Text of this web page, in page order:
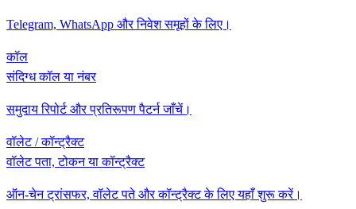
Telegram, WhatsApp और निवेश समूहों के लिए।
कॉल
संदिग्ध कॉल या नंबर
समुदाय रिपोर्ट और प्रतिरूपण पैटर्न जाँचें।
वॉलेट / कॉन्ट्रैक्ट
वॉलेट पता, टोकन या कॉन्ट्रैक्ट
ऑन-चेन ट्रांसफर, वॉलेट पते और कॉन्ट्रैक्ट के लिए यहाँ शुरू करें।